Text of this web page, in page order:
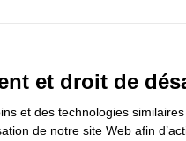
par nom
Nom du
et droit de
et des technologies
de notre site Web afin